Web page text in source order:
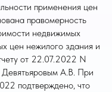
применения цен
правомерность
недвижимых
цен нежилого здания и
от 22.07.2022 N
А.В. При
подтверждено, что